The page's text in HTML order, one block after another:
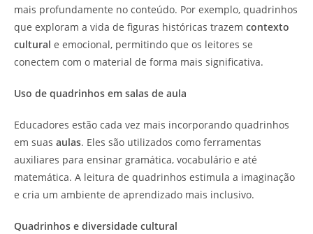
mais profundamente no conteúdo. Por exemplo, quadrinhos
que exploram a vida de figuras históricas trazem contexto
cultural e emocional, permitindo que os leitores se
conectem com o material de forma mais significativa.
Uso de quadrinhos em salas de aula
Educadores estão cada vez mais incorporando quadrinhos
em suas aulas. Eles são utilizados como ferramentas
auxiliares para ensinar gramática, vocabulário e até
matemática. A leitura de quadrinhos estimula a imaginação
e cria um ambiente de aprendizado mais inclusivo.
Quadrinhos e diversidade cultural